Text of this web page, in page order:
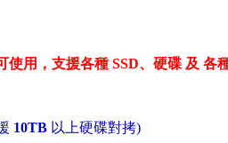
使用，支援各種 SSD、硬碟 及 各
10TB 以上硬碟對拷)